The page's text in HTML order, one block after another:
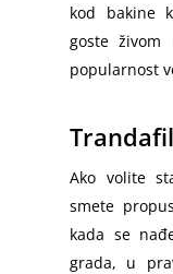
kod bakine
goste živom
popularnost
Ako volite
smete
kada se
grada, u